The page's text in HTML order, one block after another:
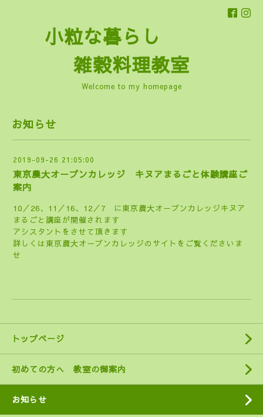
小粒な暮らし
雑穀料理教室
Welcome to my homepage
お知らせ
2019-09-26 21:05:00
東京農大オープンカレッジ キヌアまるごと体験講座ご
案内
10／26、11／16、12／7 に東京農大オープンカレッジキヌア
まるごと講座が開催されます
アシスタントをさせて頂きます
詳しくは東京農大オープンカレッジのサイトをご覧くださいま
せ
トップページ
初めての方へ 教室の御案内
お知らせ